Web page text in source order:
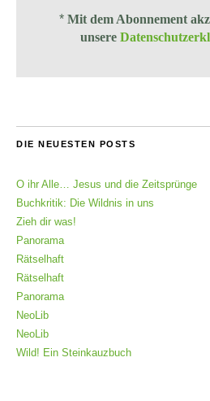
* Mit dem Abonnement
unsere
DIE NEUESTEN POSTS
O ihr Alle… Jesus und die Zeitsprünge
Buchkritik: Die Wildnis in uns
Zieh dir was!
Panorama
Rätselhaft
Rätselhaft
Panorama
NeoLib
NeoLib
Wild! Ein Steinkauzbuch